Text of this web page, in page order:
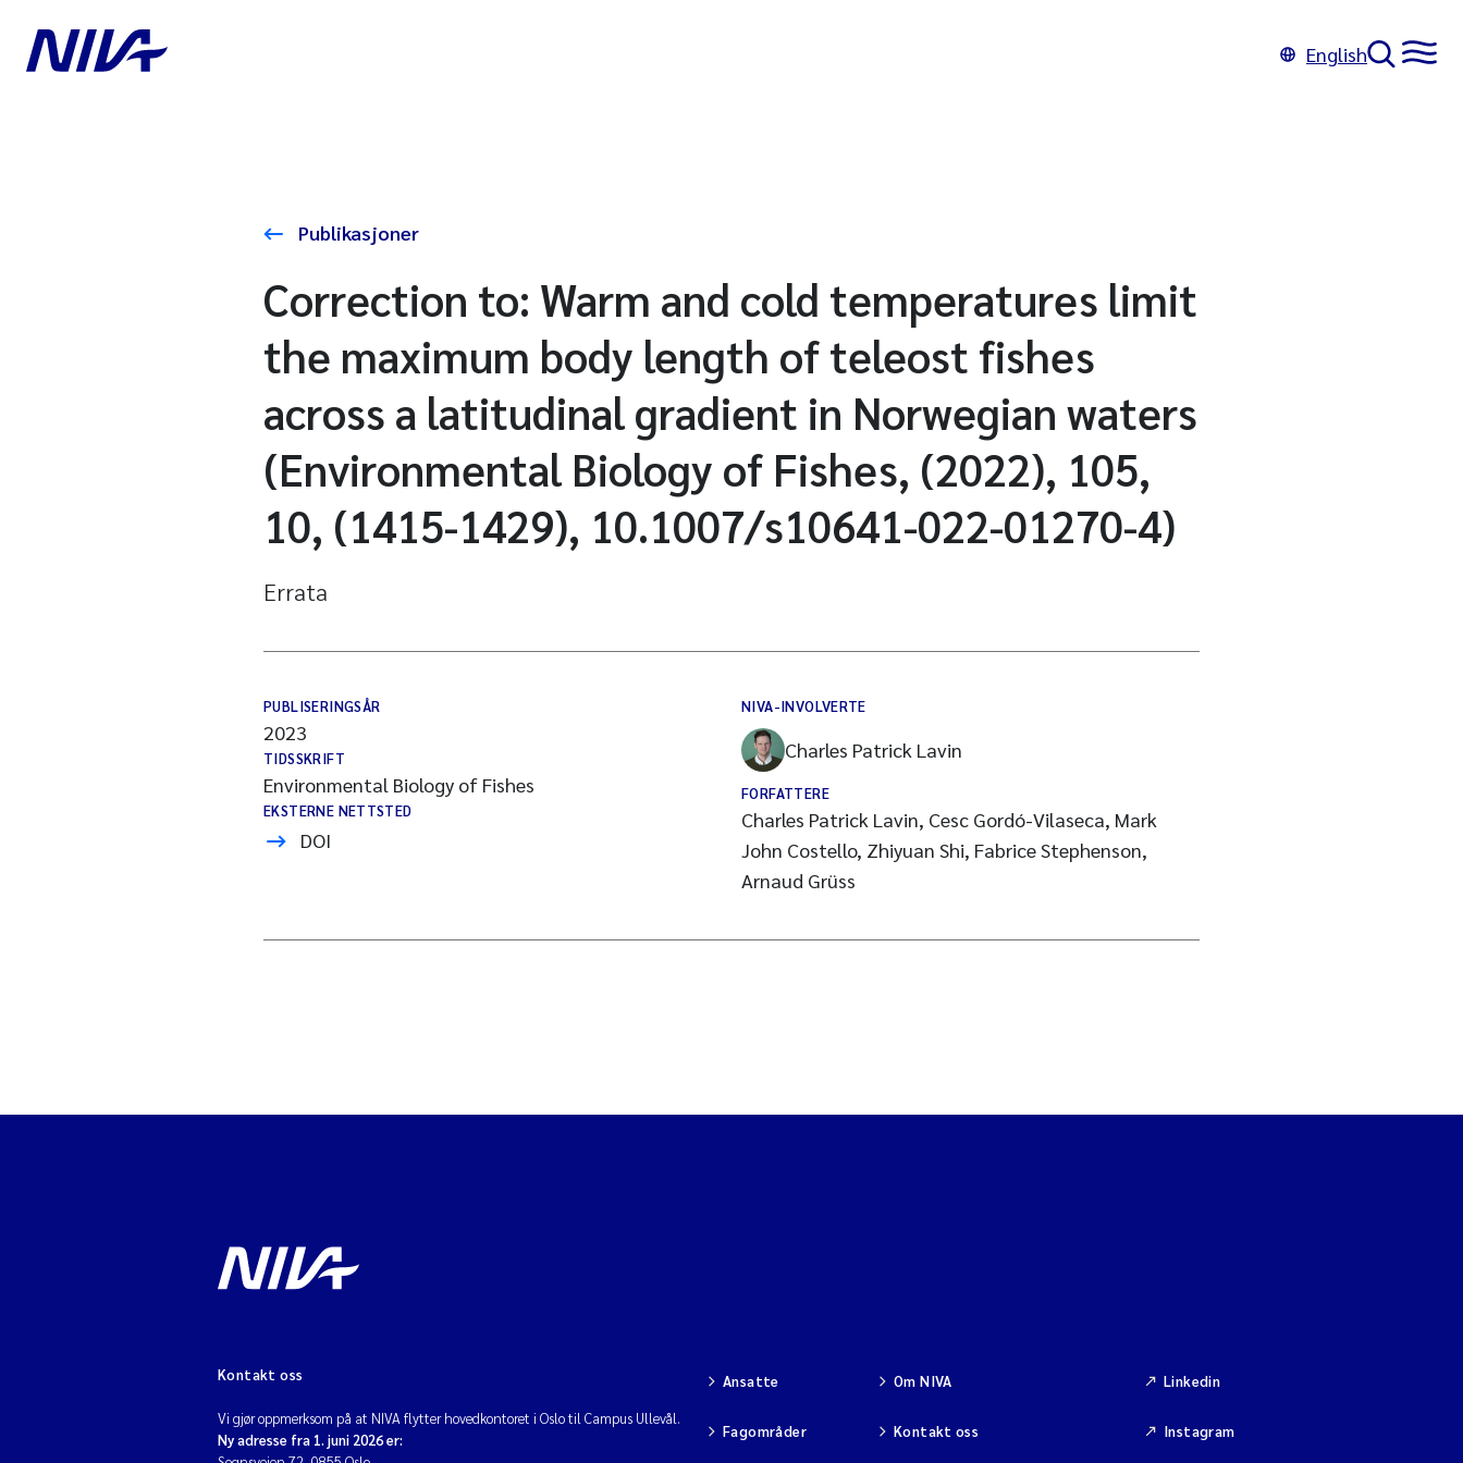
English
Publikasjoner
Correction to: Warm and cold temperatures limit
the maximum body length of teleost fishes
across a latitudinal gradient in Norwegian waters
(Environmental Biology of Fishes, (2022), 105,
10, (1415-1429), 10.1007/s10641-022-01270-4)
Errata
PUBLISERINGSÅR
2023
TIDSSKRIFT
Environmental Biology of Fishes
EKSTERNE NETTSTED
DOI
NIVA-INVOLVERTE
Charles Patrick Lavin
FORFATTERE
Charles Patrick Lavin, Cesc Gordó-Vilaseca, Mark
John Costello, Zhiyuan Shi, Fabrice Stephenson,
Arnaud Grüss
Kontakt oss
Vi gjør oppmerksom på at NIVA flytter hovedkontoret i Oslo til Campus Ullevål.
Ny adresse fra 1. juni 2026 er:
Ansatte
Fagområder
Om NIVA
Kontakt oss
Linkedin
Instagram